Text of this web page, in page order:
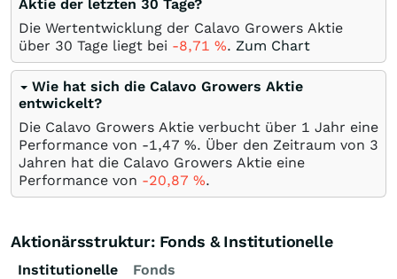
Aktie der letzten 30 Tage?
Die Wertentwicklung der Calavo Growers Aktie
über 30 Tage liegt bei -8,71 %. Zum Chart
Wie hat sich die Calavo Growers Aktie
entwickelt?
Die Calavo Growers Aktie verbucht über 1 Jahr eine
Performance von -1,47 %. Über den Zeitraum von 3
Jahren hat die Calavo Growers Aktie eine
Performance von -20,87 %.
Aktionärsstruktur: Fonds & Institutionelle
Institutionelle
Fonds